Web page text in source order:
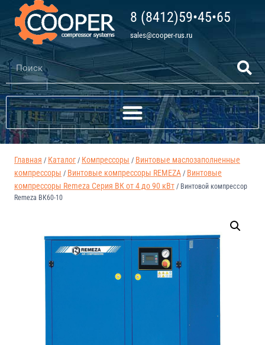
8 (8412)59•45•65
sales@cooper-rus.ru
Главная / Каталог / Компрессоры / Винтовые маслозаполненные
компрессоры / Винтовые компрессоры REMEZA / Винтовые
компрессоры Remeza Серия ВК от 4 до 90 кВт / Винтовой компрессор
Remeza ВК60-10